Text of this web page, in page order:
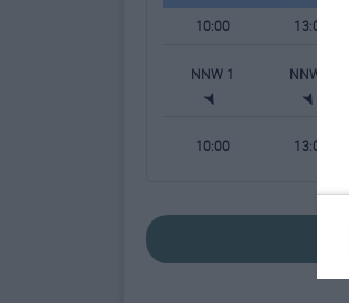
10:00 13:00
NNW 1 NNW 2
10:00 13:00